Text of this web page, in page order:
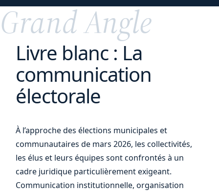
votre
Grand Angle
Livre blanc : La
communication
électorale
À l’approche des élections municipales et
communautaires de mars 2026, les collectivités,
les élus et leurs équipes sont confrontés à un
cadre juridique particulièrement exigeant.
Communication institutionnelle, organisation